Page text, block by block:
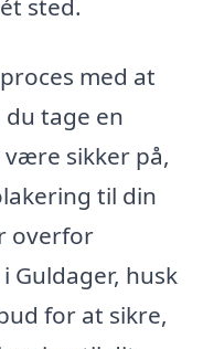
med at
tage en
sikker på,
til din
overfor
Guldager, husk
for at sikre,